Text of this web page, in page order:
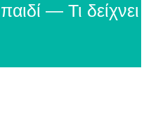
— Τι δείχνει